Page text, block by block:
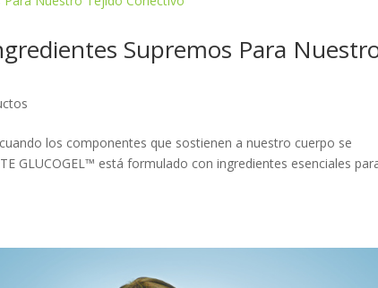
Supremos Para
los componentes que sostienen a nuestro cuerpo se
GLUCOGEL™ está formulado con ingredientes esenciales